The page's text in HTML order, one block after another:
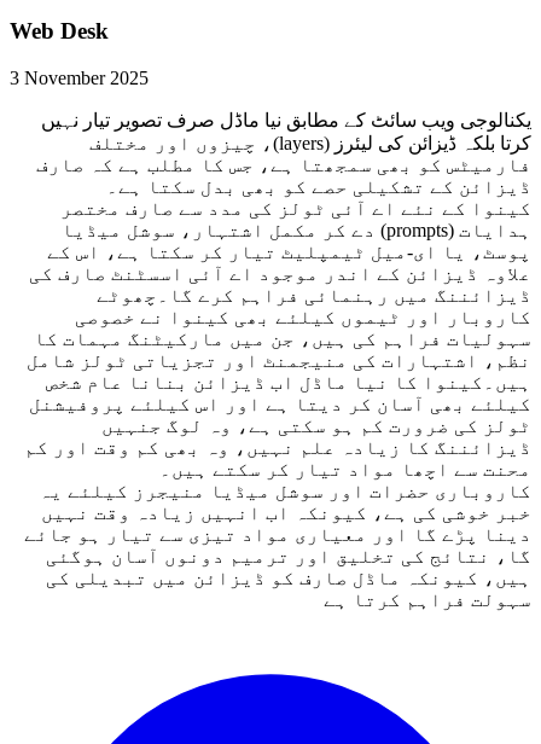
Web Desk
3 November 2025
یکنالوجی ویب سائٹ کے مطابق نیا ماڈل صرف تصویر تیار نہیں
کرتا بلکہ ڈیزائن کی لیئرز (layers)، چیزوں اور مختلف
فارمیٹس کو بھی سمجھتا ہے، جس کا مطلب ہے کہ صارف
ڈیزائن کے تشکیلی حصے کو بھی بدل سکتا ہے۔
کینوا کے نئے اے آئی ٹولز کی مدد سے صارف مختصر
ہدایات (prompts) دے کر مکمل اشتہار، سوشل میڈیا
پوسٹ، یا ای‑میل ٹیمپلیٹ تیار کر سکتا ہے، اس کے
علاوہ ڈیزائن کے اندر موجود اے آئی اسسٹنٹ صارف کی
ڈیزائننگ میں رہنمائی فراہم کرے گا۔چھوٹے
کاروبار اور ٹیموں کیلئے بھی کینوا نے خصوصی
سہولیات فراہم کی ہیں، جن میں مارکیٹنگ مہمات کا
نظم، اشتہارات کی منیجمنٹ اور تجزیاتی ٹولز شامل
ہیں۔کینوا کا نیا ماڈل اب ڈیزائن بنانا عام شخص
کیلئے بھی آسان کر دیتا ہے اور اس کیلئے پروفیشنل
ٹولز کی ضرورت کم ہو سکتی ہے، وہ لوگ جنہیں
ڈیزائننگ کا زیادہ علم نہیں، وہ بھی کم وقت اور کم
محنت سے اچھا مواد تیار کر سکتے ہیں۔
کاروباری حضرات اور سوشل میڈیا منیجرز کیلئے یہ
خبر خوشی کی ہے، کیونکہ اب انہیں زیادہ وقت نہیں
دینا پڑے گا اور معیاری مواد تیزی سے تیار ہو جائے
گا، نتائج کی تخلیق اور ترمیم دونوں آسان ہوگئی
ہیں، کیونکہ ماڈل صارف کو ڈیزائن میں تبدیلی کی
سہولت فراہم کرتا ہے